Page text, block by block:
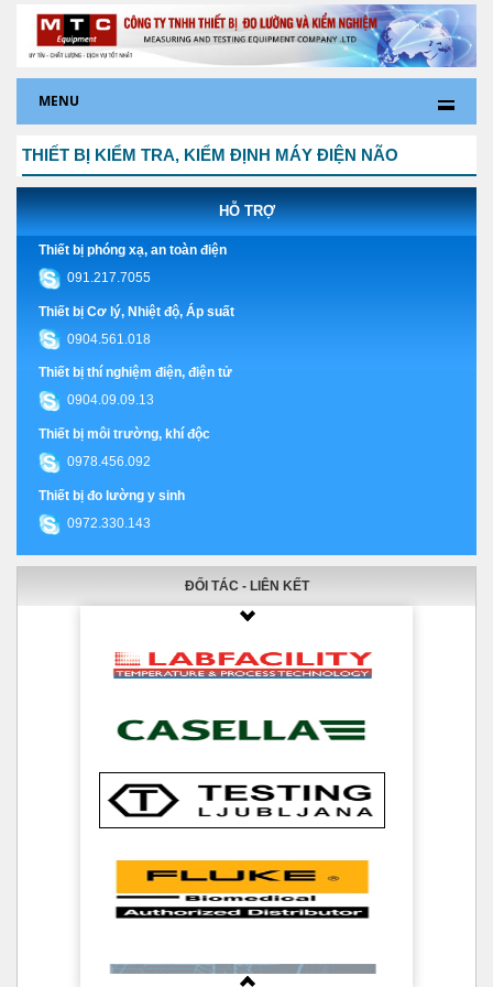
MENU
THIẾT BỊ KIỂM TRA, KIỂM ĐỊNH MÁY ĐIỆN NÃO
HỖ TRỢ
Thiết bị phóng xạ, an toàn điện
091.217.7055
Thiết bị Cơ lý, Nhiệt độ, Áp suất
0904.561.018
Thiết bị thí nghiệm điện, điện tử
0904.09.09.13
Thiết bị môi trường, khí độc
0978.456.092
Thiết bị đo lường y sinh
0972.330.143
ĐỐI TÁC - LIÊN KẾT